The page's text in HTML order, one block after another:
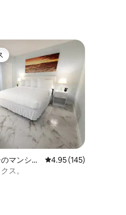
の平均評価
ョイスです。
マンショ
レビュー145件、5つ
4.95 (145)
ス。